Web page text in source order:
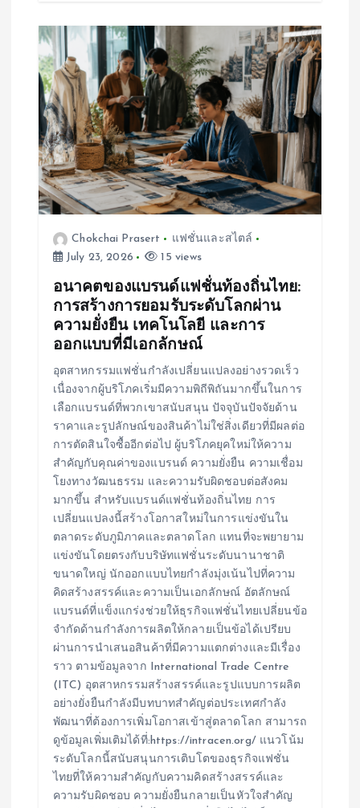
Chokchai Prasert
แฟชั่นและสไตล์
July 23, 2026
15 views
อนาคตของแบรนด์แฟชั่นท้องถิ่นไทย:
การสร้างการยอมรับระดับโลกผ่าน
ความยั่งยืน เทคโนโลยี และการ
ออกแบบที่มีเอกลักษณ์
อุตสาหกรรมแฟชั่นกำลังเปลี่ยนแปลงอย่างรวดเร็ว
เนื่องจากผู้บริโภคเริ่มมีความพิถีพิถันมากขึ้นในการ
เลือกแบรนด์ที่พวกเขาสนับสนุน ปัจจุบันปัจจัยด้าน
ราคาและรูปลักษณ์ของสินค้าไม่ใช่สิ่งเดียวที่มีผลต่อ
การตัดสินใจซื้ออีกต่อไป ผู้บริโภคยุคใหม่ให้ความ
สำคัญกับคุณค่าของแบรนด์ ความยั่งยืน ความเชื่อม
โยงทางวัฒนธรรม และความรับผิดชอบต่อสังคม
มากขึ้น สำหรับแบรนด์แฟชั่นท้องถิ่นไทย การ
เปลี่ยนแปลงนี้สร้างโอกาสใหม่ในการแข่งขันใน
ตลาดระดับภูมิภาคและตลาดโลก แทนที่จะพยายาม
แข่งขันโดยตรงกับบริษัทแฟชั่นระดับนานาชาติ
ขนาดใหญ่ นักออกแบบไทยกำลังมุ่งเน้นไปที่ความ
คิดสร้างสรรค์และความเป็นเอกลักษณ์ อัตลักษณ์
แบรนด์ที่แข็งแกร่งช่วยให้ธุรกิจแฟชั่นไทยเปลี่ยนข้อ
จำกัดด้านกำลังการผลิตให้กลายเป็นข้อได้เปรียบ
ผ่านการนำเสนอสินค้าที่มีความแตกต่างและมีเรื่อง
ราว ตามข้อมูลจาก International Trade Centre
(ITC) อุตสาหกรรมสร้างสรรค์และรูปแบบการผลิต
อย่างยั่งยืนกำลังมีบทบาทสำคัญต่อประเทศกำลัง
พัฒนาที่ต้องการเพิ่มโอกาสเข้าสู่ตลาดโลก สามารถ
ดูข้อมูลเพิ่มเติมได้ที่:https://intracen.org/ แนวโน้ม
ระดับโลกนี้สนับสนุนการเติบโตของธุรกิจแฟชั่น
ไทยที่ให้ความสำคัญกับความคิดสร้างสรรค์และ
ความรับผิดชอบ ความยั่งยืนกลายเป็นหัวใจสำคัญ